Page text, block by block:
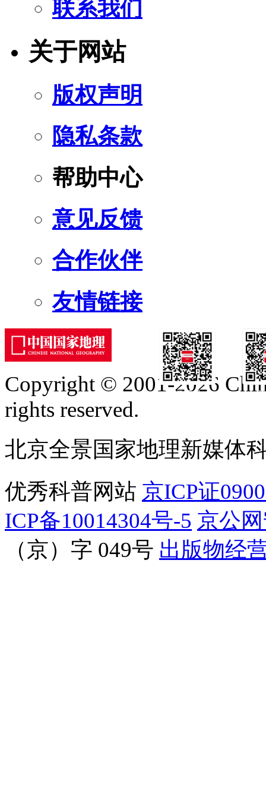
联系我们
关于网站
版权声明
隐私条款
帮助中心
意见反馈
合作伙伴
友情链接
订阅号
Copyright © 2001-2026
rights reserved.
北京全景国家地理新媒体
优秀科普网站 京ICP证
ICP备10014304号-5 京公
（京）字 049号 出版物经